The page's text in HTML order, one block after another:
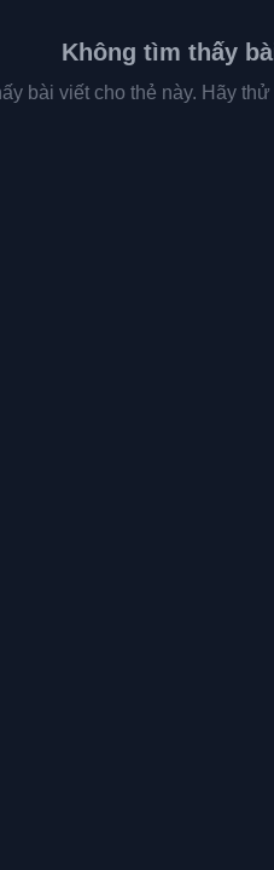
Không tìm thấy
bài viết cho thẻ này. Hãy